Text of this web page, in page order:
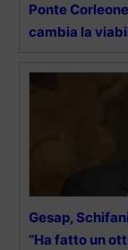
Ponte
cambia la
Gesap,
“Ha fatto un